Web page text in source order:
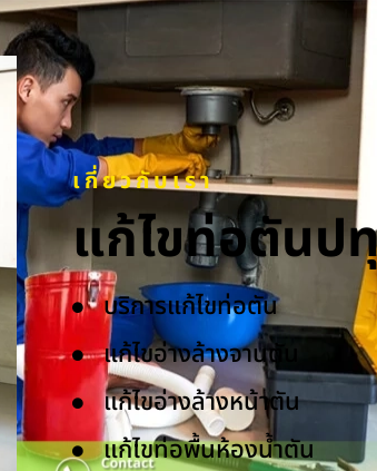
เกี่ยวกับเรา
แก้ไขท่อตันป
บริการแก้ไขท่อตัน
แก้ไขอ่างล้างจานตัน
แก้ไขอ่างล้างหน้าตัน
แก้ไขท่อพื้นห้องน้ำตัน